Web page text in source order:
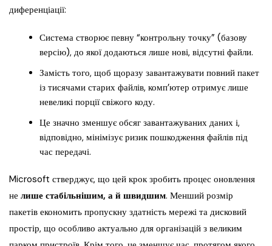
диференціації:
Система створює певну “контрольну точку” (базову
версію), до якої додаються лише нові, відсутні файли.
Замість того, щоб щоразу завантажувати повний пакет
із тисячами старих файлів, комп’ютер отримує лише
невеликі порції свіжого коду.
Це значно зменшує обсяг завантажуваних даних і,
відповідно, мінімізує ризик пошкодження файлів під
час передачі.
Microsoft стверджує, що цей крок зробить процес оновлення
не лише стабільнішим, а й швидшим. Менший розмір
пакетів економить пропускну здатність мережі та дисковий
простір, що особливо актуально для організацій з великим